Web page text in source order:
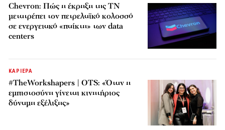
Chevron: Πώς η έκρηξη της ΤΝ
μετατρέπει τον πετρελαϊκό κολοσσό
σε ενεργειακό «παίκτη» των data
centers
ΚΑΡΙΕΡΑ
#TheWorkshapers | OTS: «Όταν η
εμπιστοσύνη γίνεται κινητήριος
δύναμη εξέλιξης»